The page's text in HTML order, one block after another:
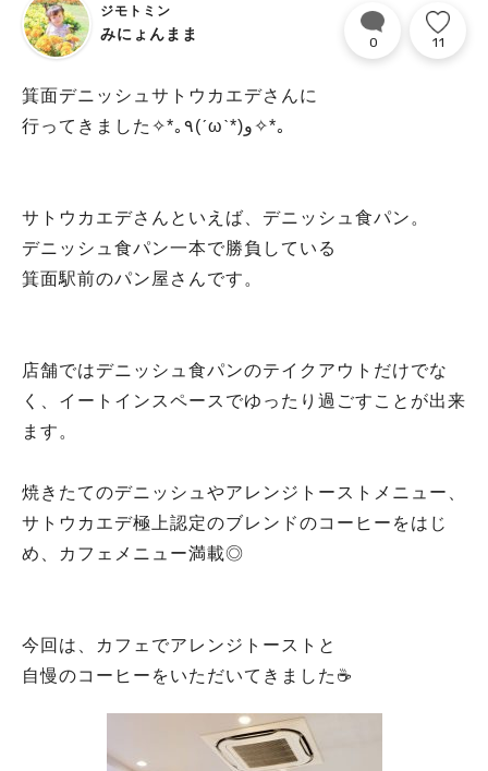
ジモトミン
みにょんまま 0 11
箕面デニッシュサトウカエデさんに
行ってきました✧︎*｡٩(ˊωˋ*)و✧︎*｡
サトウカエデさんといえば、デニッシュ食パン。
デニッシュ食パン一本で勝負している
箕面駅前のパン屋さんです。
店舗ではデニッシュ食パンのテイクアウトだけでな
く、イートインスペースでゆったり過ごすことが出来
ます。
焼きたてのデニッシュやアレンジトーストメニュー、
サトウカエデ極上認定のブレンドのコーヒーをはじ
め、カフェメニュー満載◎
今回は、カフェでアレンジトーストと
自慢のコーヒーをいただいてきました☕️